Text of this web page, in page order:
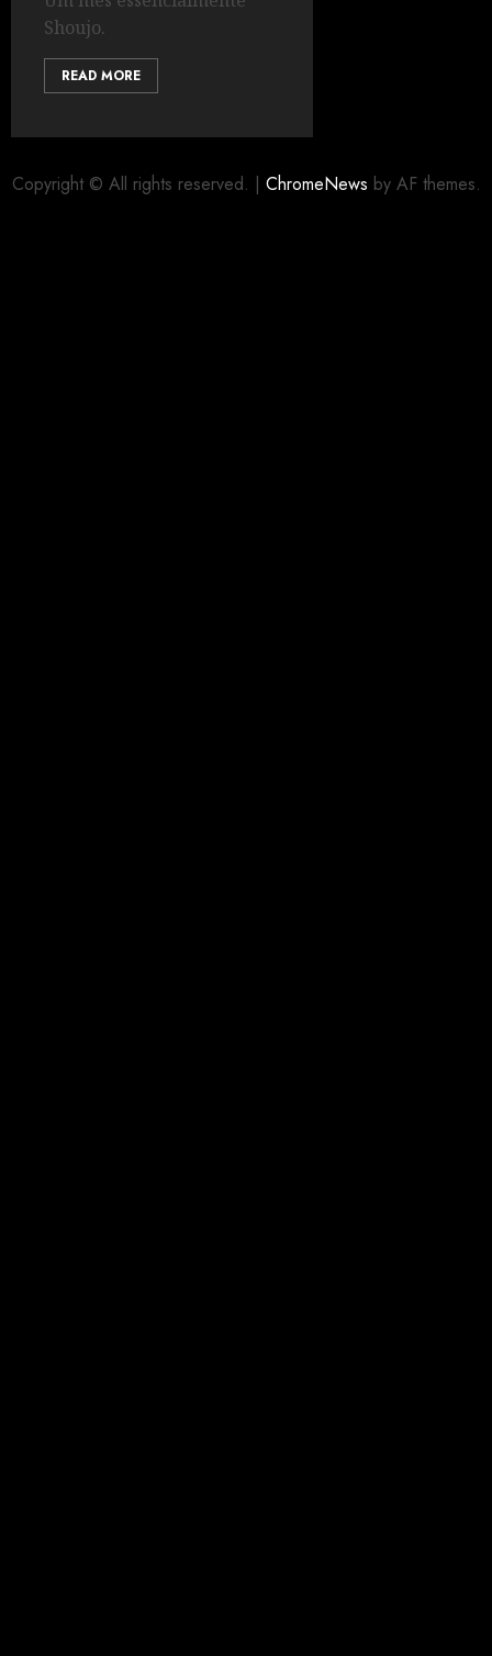
Shoujo.
READ MORE
Copyright © All rights reserved. | ChromeNews by AF themes.